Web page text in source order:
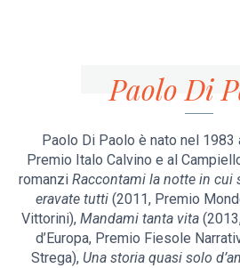
Paolo Di
Paolo Di Paolo è nato nel 1983
Premio Italo Calvino e al
romanzi Raccontami la notte in cui
eravate tutti (2011, Premio
Vittorini), Mandami tanta vita
d’Europa, Premio Fiesole
Strega), Una storia quasi solo d’